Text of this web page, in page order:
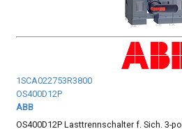
1SCA022753R3800
OS400D12P
ABB
OS400D12P Lasttrennschalter f. Sich. 3-